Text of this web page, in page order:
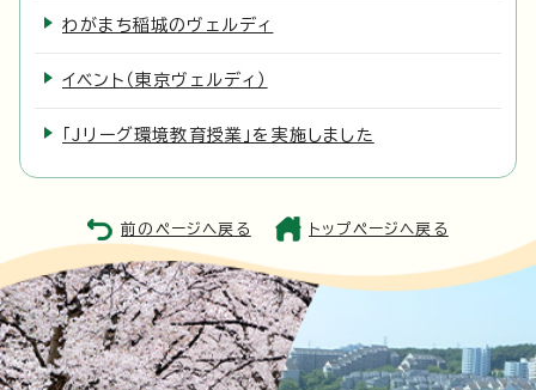
わがまち稲城のヴェルディ
イベント（東京ヴェルディ）
「Jリーグ環境教育授業」を実施しました
前のページへ戻る トップページへ戻る